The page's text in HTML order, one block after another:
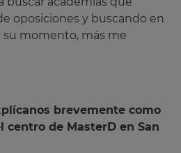
oposiciones y buscando en
momento, más me
brevemente como
centro de MasterD en San